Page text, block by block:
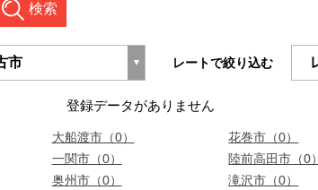
検索
レートで絞り込む
登録データがありません
大船渡市（0） 花巻市（0）
一関市（0） 陸前高田市（0）
奥州市（0） 滝沢市（0）